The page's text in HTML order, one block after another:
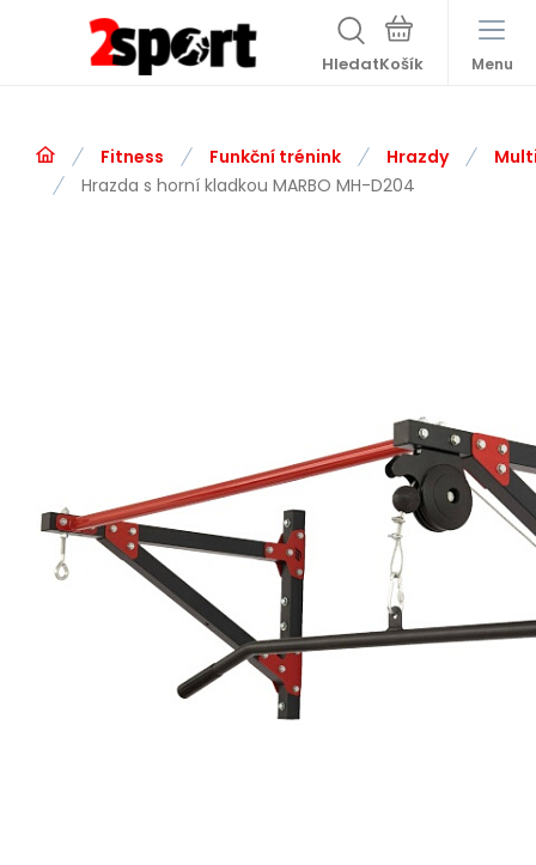
Hledat Menu
Fitness Funkční trénink Hrazdy
Hrazda s horní kladkou MARBO MH-D204